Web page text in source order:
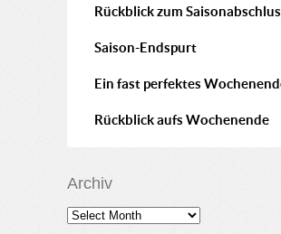
Rückblick zum
Saison-Endspurt
Ein fast perfektes
Rückblick aufs Wochenende
Archiv